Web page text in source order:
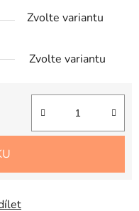
Zvolte variantu
Zvolte variantu